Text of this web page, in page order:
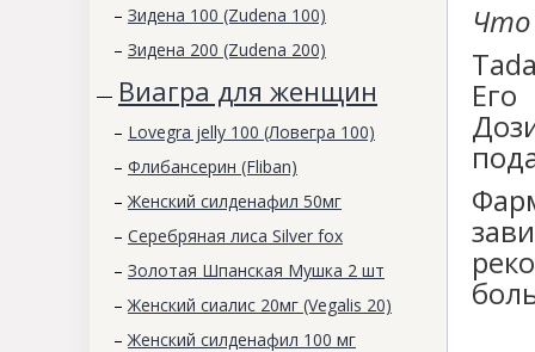
– Зидена 100 (Zudena 100)
– Зидена 200 (Zudena 200)
— Виагра для женщин
– Lovegra jelly 100 (Ловегра 100)
– Флибансерин (Fliban)
– Женский силденафил 50мг
– Серебряная лиса Silver fox
– Золотая Шпанская Мушка 2 шт
– Женский сиалис 20мг (Vegalis 20)
– Женский силденафил 100 мг
Что